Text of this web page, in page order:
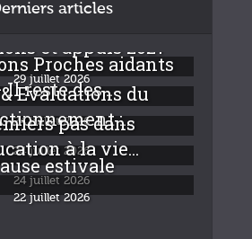
articles
et appuis 2027
29 juillet 2026
Proches aidants
Il reste des...
24 juillet 2026
& Evaluations du
:...
24 juillet 2026
pas dans
à la vie...
24 juillet 2026
estivale
22 juillet 2026